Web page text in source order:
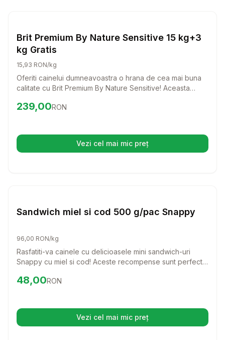
Caini
Brit Premium By Nature Sensitive 15 kg+3
kg Gratis
15,93 RON/kg
Oferiti cainelui dumneavoastra o hrana de cea mai buna
calitate cu Brit Premium By Nature Sensitive! Aceasta
special creata pentru a sustine cainii cu sensibilitati
Preț: 239.00 RON
239,00RON
Vezi cel mai mic preț(se deschide într-o filă nouă)
Sandwich miel si cod 500 g/pac Snappy
96,00 RON/kg
Rasfatiti-va cainele cu delicioasele mini sandwich-uri
Snappy cu miel si cod! Aceste recompense sunt perfecte
nutritional echilibrat.
Preț:48.00
48,00RON
Vezi cel mai mic preț(se deschide într-o filă nouă)